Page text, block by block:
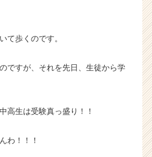
て歩くのです。
ですが、それを先日、生徒から学
高生は受験真っ盛り！！
わ！！！